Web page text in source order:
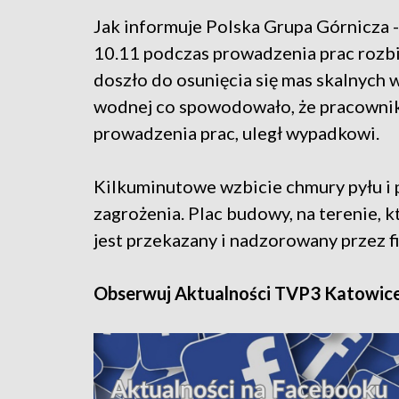
Jak informuje Polska Grupa Górnicza
10.11 podczas prowadzenia prac
doszło do osunięcia się mas skalnych
wodnej co spowodowało, że
prowadzenia prac, uległ wypadkowi.
Kilkuminutowe wzbicie chmury pyłu
zagrożenia. Plac budowy, na terenie,
jest przekazany i nadzorowany przez
Obserwuj Aktualności TVP3